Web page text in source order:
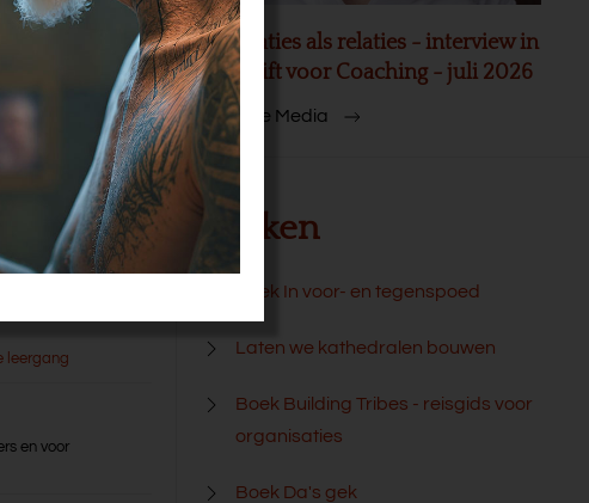
maakt 20
Organisaties als relaties - interview in
Tijdschrift voor Coaching - juli 2026
Meer In de Media
leergang
en voor
Boeken
Boek In voor- en tegenspoed
Laten we kathedralen bouwen
Boek Building Tribes - reisgids voor
organisaties
Boek Da's gek